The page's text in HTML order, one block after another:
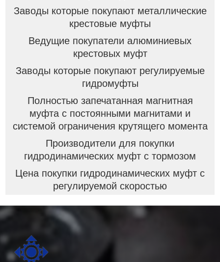
Заводы которые покупают металлические
крестовые муфты
Ведущие покупатели алюминиевых
крестовых муфт
Заводы которые покупают регулируемые
гидромуфты
Полностью запечатанная магнитная
муфта с постоянными магнитами и
системой ограничения крутящего момента
Производители для покупки
гидродинамических муфт с тормозом
Цена покупки гидродинамических муфт с
регулируемой скоростью